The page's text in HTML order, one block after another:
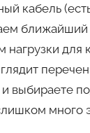
кабель
для
и выбираете
много